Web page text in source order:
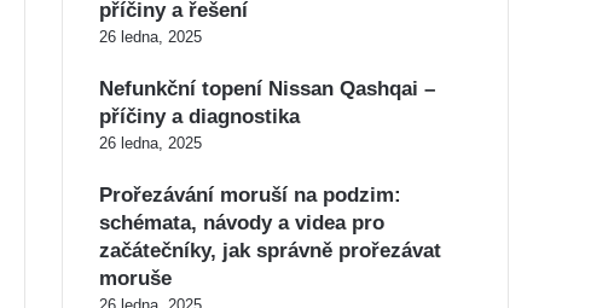
příčiny a řešení
26 ledna, 2025
Nefunkční topení Nissan Qashqai –
příčiny a diagnostika
26 ledna, 2025
Prořezávání moruší na podzim:
schémata, návody a videa pro
začátečníky, jak správně prořezávat
moruše